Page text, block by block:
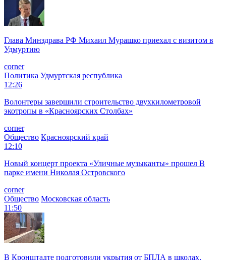
Глава Минздрава РФ Михаил Мурашко приехал с визитом в
Удмуртию
corner
Политика Удмуртская республика
12:26
Волонтеры завершили строительство двухкилометровой
экотропы в «Красноярских Столбах»
corner
Общество Красноярский край
12:10
Новый концерт проекта «Уличные музыканты» прошел В
парке имени Николая Островского
corner
Общество Московская область
11:50
В Кронштадте подготовили укрытия от БПЛА в школах,